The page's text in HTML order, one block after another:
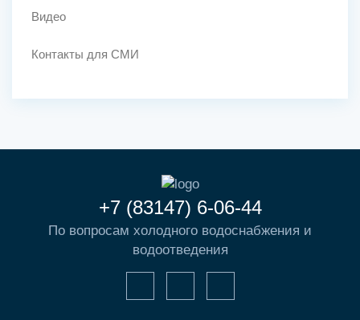
Видео
Контакты для СМИ
+7 (83147) 6-06-44
По вопросам холодного водоснабжения и
водоотведения